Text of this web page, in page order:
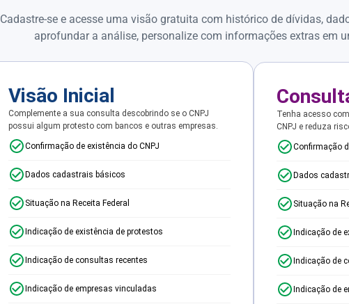
Cadastre-se e acesse uma visão gratuita com histórico de dívidas,
aprofundar a análise, personalize com informações extras em
Visão Inicial
Complemente a sua consulta descobrindo se o CNPJ
possui algum protesto com bancos e outras empresas.
Confirmação de existência do CNPJ
Dados cadastrais básicos
Situação na Receita Federal
Indicação de existência de protestos
Indicação de consultas recentes
Indicação de empresas vinculadas
Tenha acesso
CNPJ e reduza
Confirmação
Dados
Situação na
Indicação de
Indicação de
Indicação de